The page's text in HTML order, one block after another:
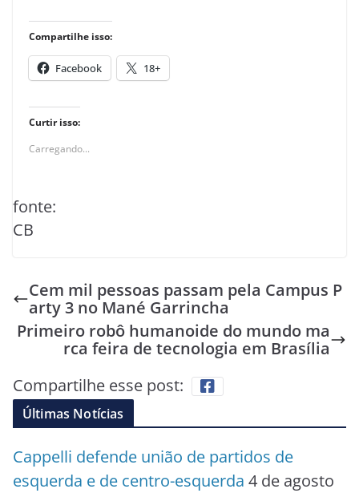
Compartilhe isso:
Facebook 18+
Curtir isso:
Carregando...
fonte:
CB
Cem mil pessoas passam pela Campus P
arty 3 no Mané Garrincha
Primeiro robô humanoide do mundo ma
rca feira de tecnologia em Brasília
Compartilhe esse post:
Últimas Notícias
Cappelli defende união de partidos de
esquerda e de centro-esquerda 4 de agosto